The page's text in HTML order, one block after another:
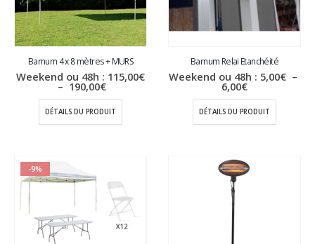
Barnum 4 x 8 mètres + MURS
Weekend ou 48h : 115,00€
– 190,00€Plage
prix :
115,00€
à
DÉTAILS DU PRODUIT
Barnum Relai Etanchéité
Weekend ou 48h : 5,00€ –
6,00€Plage
prix :
5,00€
à
DÉTAILS DU PRODUIT
-9%